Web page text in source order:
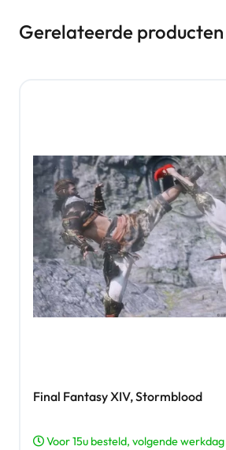
Gerelateerde producten
Final Fantasy XIV, Stormblood
Voor 15u besteld, volgende werkdag